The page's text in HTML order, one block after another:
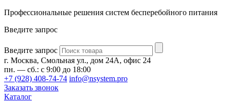
Профессиональные решения систем бесперебойного питания
Введите запрос
Введите запрос
г. Москва, Смольная ул., дом 24А, офис 24
пн. — сб.: с 9:00 до 18:00
+7 (928) 408-74-74 info@nsystem.pro
Заказать звонок
Каталог